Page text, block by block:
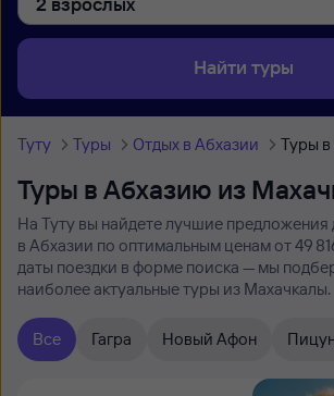
Найти туры
Туту Туры Отдых в Абхазии Туры
Туры в Абхазию из
На Туту вы найдете лучшие предложения
в Абхазии по оптимальным ценам от 49
даты поездки в форме поиска — мы
наиболее актуальные туры из Махачкалы.
Все Гагра Новый Афон